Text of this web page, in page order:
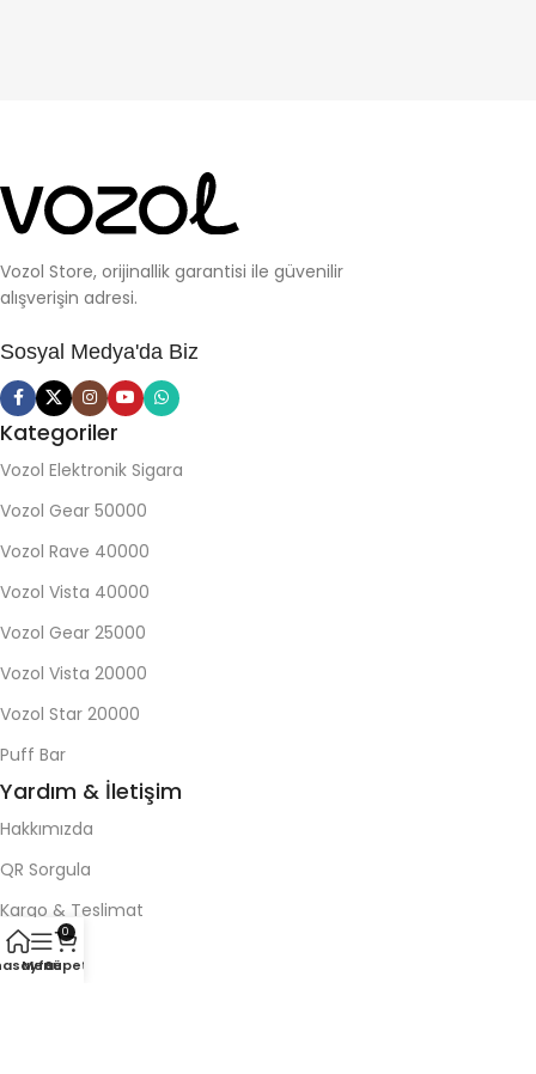
Vozol Store, orijinallik garantisi ile güvenilir
alışverişin adresi.
Sosyal Medya'da Biz
Kategoriler
Vozol Elektronik Sigara
Vozol Gear 50000
Vozol Rave 40000
Vozol Vista 40000
Vozol Gear 25000
Vozol Vista 20000
Vozol Star 20000
Puff Bar
Yardım & İletişim
Hakkımızda
QR Sorgula
Kargo & Teslimat
Blog
Menü
0
Sepet